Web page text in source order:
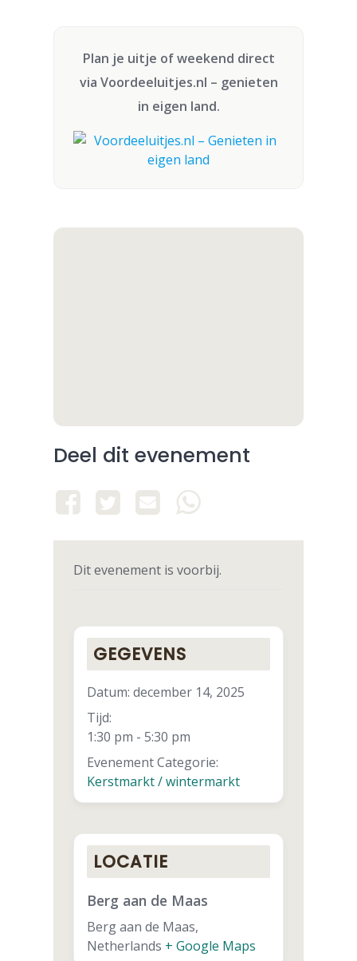
Plan je uitje of weekend direct
via Voordeeluitjes.nl – genieten
in eigen land.
Deel dit evenement
Dit evenement is voorbij.
GEGEVENS
Datum: december 14, 2025
Tijd:
1:30 pm - 5:30 pm
Evenement Categorie:
Kerstmarkt / wintermarkt
LOCATIE
Berg aan de Maas
Berg aan de Maas,
Netherlands + Google Maps